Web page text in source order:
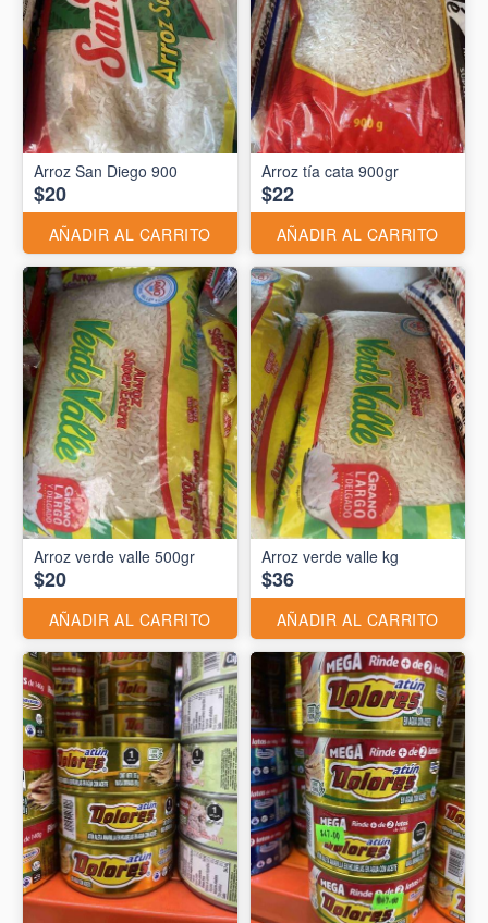
Arroz San Diego 900
$20
AÑADIR AL CARRITO
Arroz tía cata 900gr
$22
AÑADIR AL CARRITO
Arroz verde valle 500gr
$20
AÑADIR AL CARRITO
Arroz verde valle kg
$36
AÑADIR AL CARRITO